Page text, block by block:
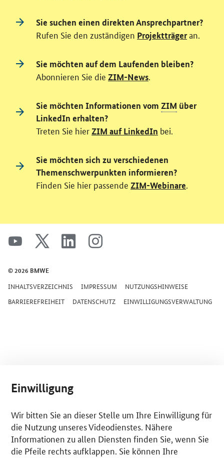
Sie suchen einen direkten Ansprechpartner?
Rufen Sie den zuständigen Projektträgeran.
Sie möchten auf dem Laufenden bleiben?
Abonnieren Sie die ZIM-News.
Sie möchten Informationen vom ZIM über
LinkedIn erhalten?
Treten Sie hierZIM auf LinkedIn bei.
Sie möchten sich zu verschiedenen
Themenschwerpunkten informieren?
Finden Sie hier passende ZIM-Webinare.
SrOnlyServicemenü
youtube x linkedin instagram
© 2026 BMWE
INHALTSVERZEICHNIS IMPRESSUM
NUTZUNGSHINWEISE
BARRIEREFREIHEIT
DATENSCHUTZ EINWILLIGUNGSVERWALTUNG
Einwilligung
Wir bitten Sie an dieser Stelle um Ihre Einwilligung für
die Nutzung unseres Videodienstes. Nähere
Informationen zu allen Diensten finden Sie, wenn Sie
die Pfeile rechts aufklappen. Sie können Ihre